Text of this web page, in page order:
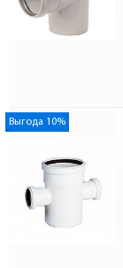
Выгода 10%